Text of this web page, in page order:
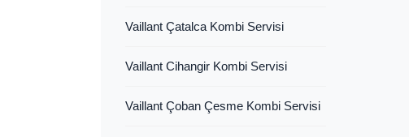
Vaillant Çatalca Kombi Servisi
Vaillant Cihangir Kombi Servisi
Vaillant Çoban Çesme Kombi Servisi